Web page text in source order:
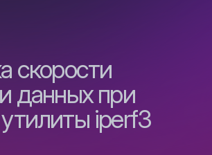
скорости
данных при
iperf3